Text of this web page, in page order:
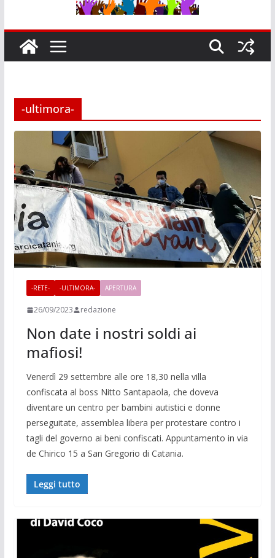
-ultimora-
-RETE- -ULTIMORA- APERTURA
26/09/2023 redazione
Non date i nostri soldi ai
mafiosi!
Venerdì 29 settembre alle ore 18,30 nella villa
confiscata al boss Nitto Santapaola, che doveva
diventare un centro per bambini autistici e donne
perseguitate, assemblea libera per protestare contro i
tagli del governo ai beni confiscati. Appuntamento in via
de Chirico 15 a San Gregorio di Catania.
Leggi tutto